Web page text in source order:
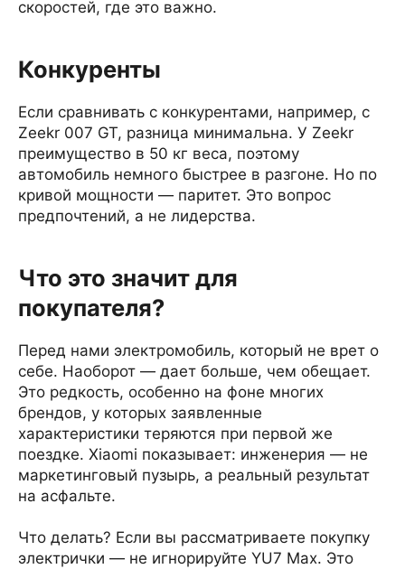
скоростей, где это важно.
Конкуренты
Если сравнивать с конкурентами, например, с
Zeekr 007 GT, разница минимальна. У Zeekr
преимущество в 50 кг веса, поэтому
автомобиль немного быстрее в разгоне. Но по
кривой мощности — паритет. Это вопрос
предпочтений, а не лидерства.
Что это значит для
покупателя?
Перед нами электромобиль, который не врет о
себе. Наоборот — дает больше, чем обещает.
Это редкость, особенно на фоне многих
брендов, у которых заявленные
характеристики теряются при первой же
поездке. Xiaomi показывает: инженерия — не
маркетинговый пузырь, а реальный результат
на асфальте.
Что делать? Если вы рассматриваете покупку
электрички — не игнорируйте YU7 Max. Это